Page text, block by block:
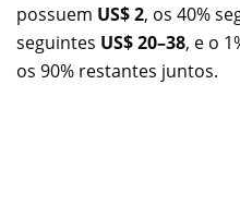
possuem US$ 2, os 40%
seguintes US$ 20–38, e o
os 90% restantes juntos.